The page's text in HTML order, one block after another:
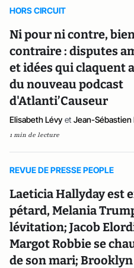
HORS CIRCUIT
Ni pour ni contre,
contraire : disputes
et idées qui claquent
du nouveau podcast
d'Atlanti’Causeur
Elisabeth Lévy et Jean-Sébastien
1 min de lecture
REVUE DE PRESSE PEOPLE
Laeticia Hallyday est
pétard, Melania
lévitation; Jacob
Margot Robbie se
de son mari;